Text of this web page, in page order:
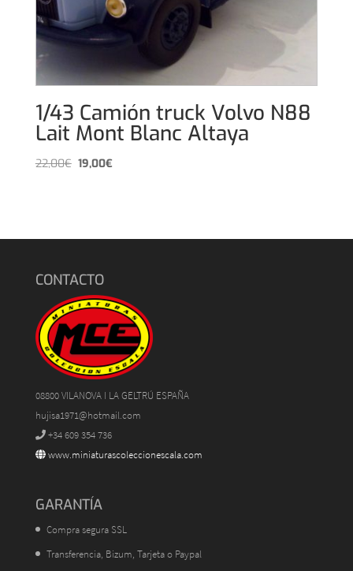
1/43 Camión truck Volvo N88
Lait Mont Blanc Altaya
22,00€El
22,00€.
19,00€El
19,00€.
CONTACTO
08800 VILANOVA I LA GELTRÚ ESPAÑA
hujisa1971@hotmail.com
+34 609 354 736
www.miniaturascoleccionescala.com
GARANTÍA
Compra segura SSL
Transferencia, Bizum, Tarjeta o Paypal